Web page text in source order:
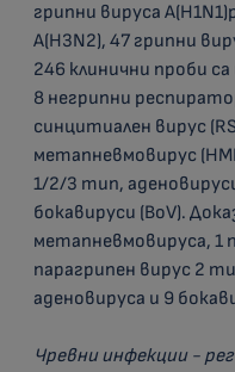
грипни вируса
A(H3N2), 47 грипни
246 клинични проби
8 негрипни
синцитиален вирус
метапневмовирус
1/2/3 тип,
бокавируси (BoV).
метапневмовируса, 1
парагрипен вирус 2
аденовируса и 9
Чревни инфекции -